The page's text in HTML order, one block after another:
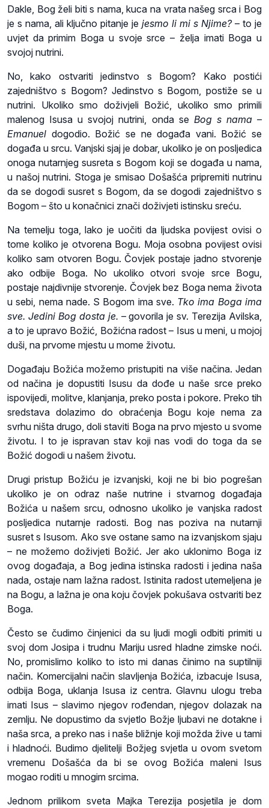
Dakle, Bog želi biti s nama, kuca na vrata našeg srca i Bog
je s nama, ali ključno pitanje je jesmo li mi s Njime? – to je
uvjet da primim Boga u svoje srce – želja imati Boga u
svojoj nutrini.
No, kako ostvariti jedinstvo s Bogom? Kako postići
zajedništvo s Bogom? Jedinstvo s Bogom, postiže se u
nutrini. Ukoliko smo doživjeli Božić, ukoliko smo primili
malenog Isusa u svojoj nutrini, onda se Bog s nama –
Emanuel dogodio. Božić se ne događa vani. Božić se
događa u srcu. Vanjski sjaj je dobar, ukoliko je on posljedica
onoga nutarnjeg susreta s Bogom koji se događa u nama,
u našoj nutrini. Stoga je smisao Došašća pripremiti nutrinu
da se dogodi susret s Bogom, da se dogodi zajedništvo s
Bogom – što u konačnici znači doživjeti istinsku sreću.
Na temelju toga, lako je uočiti da ljudska povijest ovisi o
tome koliko je otvorena Bogu. Moja osobna povijest ovisi
koliko sam otvoren Bogu. Čovjek postaje jadno stvorenje
ako odbije Boga. No ukoliko otvori svoje srce Bogu,
postaje najdivnije stvorenje. Čovjek bez Boga nema života
u sebi, nema nade. S Bogom ima sve. Tko ima Boga ima
sve. Jedini Bog dosta je. –govorila je sv. Terezija Avilska,
a to je upravo Božić, Božićna radost – Isus u meni, u mojoj
duši, na prvome mjestu u mome životu.
Događaju Božića možemo pristupiti na više načina. Jedan
od načina je dopustiti Isusu da dođe u naše srce preko
ispovijedi, molitve, klanjanja, preko posta i pokore. Preko tih
sredstava dolazimo do obraćenja Bogu koje nema za
svrhu ništa drugo, doli staviti Boga na prvo mjesto u svome
životu. I to je ispravan stav koji nas vodi do toga da se
Božić dogodi u našem životu.
Drugi pristup Božiću je izvanjski, koji ne bi bio pogrešan
ukoliko je on odraz naše nutrine i stvarnog događaja
Božića u našem srcu, odnosno ukoliko je vanjska radost
posljedica nutarnje radosti. Bog nas poziva na nutarnji
susret s Isusom. Ako sve ostane samo na izvanjskom sjaju
– ne možemo doživjeti Božić. Jer ako uklonimo Boga iz
ovog događaja, a Bog jedina istinska radosti i jedina naša
nada, ostaje nam lažna radost. Istinita radost utemeljena je
na Bogu, a lažna je ona koju čovjek pokušava ostvariti bez
Boga.
Često se čudimo činjenici da su ljudi mogli odbiti primiti u
svoj dom Josipa i trudnu Mariju usred hladne zimske noći.
No, promislimo koliko to isto mi danas činimo na suptilniji
način. Komercijalni način slavljenja Božića, izbacuje Isusa,
odbija Boga, uklanja Isusa iz centra. Glavnu ulogu treba
imati Isus – slavimo njegov rođendan, njegov dolazak na
zemlju. Ne dopustimo da svjetlo Božje ljubavi ne dotakne i
naša srca, a preko nas i naše bližnje koji možda žive u tami
i hladnoći. Budimo djelitelji Božjeg svjetla u ovom svetom
vremenu Došašća da bi se ovog Božića maleni Isus
mogao roditi u mnogim srcima.
Jednom prilikom sveta Majka Terezija posjetila je dom